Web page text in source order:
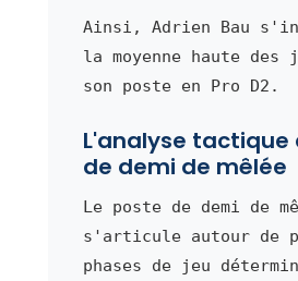
Ainsi, Adrien Bau
la moyenne haute des
son poste en Pro D2.
L'analyse tactique
de demi de mêlée
Le poste de demi de
s'articule autour de
phases de jeu